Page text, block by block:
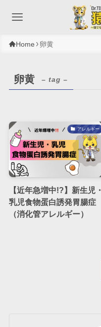
Home 卵黄
卵黄 – tag –
アレルギー
【近年急増中!?】新生児・
乳児食物蛋白誘発胃腸症
（消化管アレルギー）